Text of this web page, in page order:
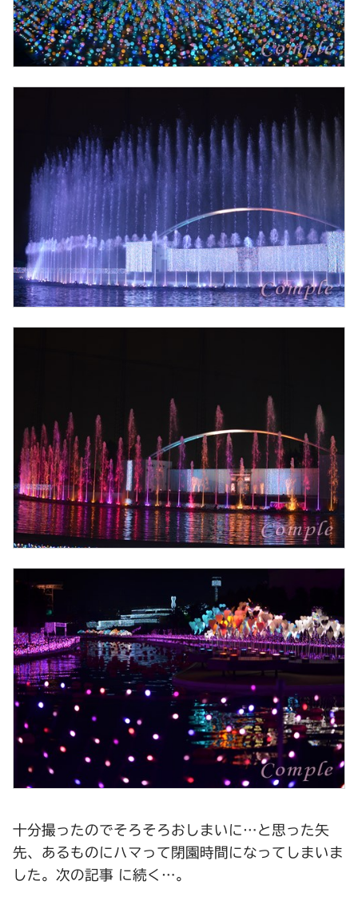
十分撮ったのでそろそろおしまいに…と思った矢
先、あるものにハマって閉園時間になってしまいま
した。次の記事 に続く…。